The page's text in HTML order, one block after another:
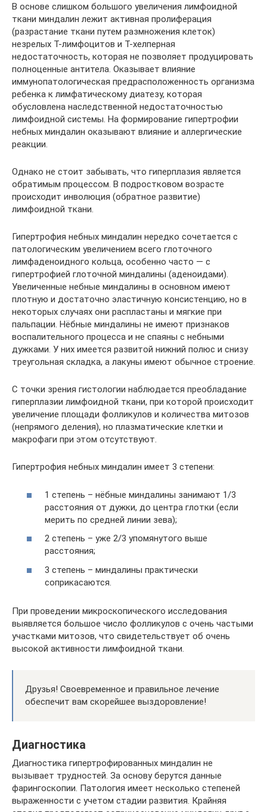
В основе слишком большого увеличения лимфоидной
ткани миндалин лежит активная пролиферация
(разрастание ткани путем размножения клеток)
незрелых Т-лимфоцитов и Т-хелперная
недостаточность, которая не позволяет продуцировать
полноценные антитела. Оказывает влияние
иммунопатологическая предрасположенность организма
ребенка к лимфатическому диатезу, которая
обусловлена наследственной недостаточностью
лимфоидной системы. На формирование гипертрофии
небных миндалин оказывают влияние и аллергические
реакции.
Однако не стоит забывать, что гиперплазия является
обратимым процессом. В подростковом возрасте
происходит инволюция (обратное развитие)
лимфоидной ткани.
Гипертрофия небных миндалин нередко сочетается с
патологическим увеличением всего глоточного
лимфаденоидного кольца, особенно часто — с
гипертрофией глоточной миндалины (аденоидами).
Увеличенные небные миндалины в основном имеют
плотную и достаточно эластичную консистенцию, но в
некоторых случаях они распластаны и мягкие при
пальпации. Нёбные миндалины не имеют признаков
воспалительного процесса и не спаяны с небными
дужками. У них имеется развитой нижний полюс и снизу
треугольная складка, а лакуны имеют обычное строение.
С точки зрения гистологии наблюдается преобладание
гиперплазии лимфоидной ткани, при которой происходит
увеличение площади фолликулов и количества митозов
(непрямого деления), но плазматические клетки и
макрофаги при этом отсутствуют.
Гипертрофия небных миндалин имеет 3 степени:
1 степень – нёбные миндалины занимают 1/3
расстояния от дужки, до центра глотки (если
мерить по средней линии зева);
2 степень – уже 2/3 упомянутого выше
расстояния;
3 степень – миндалины практически
соприкасаются.
При проведении микроскопического исследования
выявляется большое число фолликулов с очень частыми
участками митозов, что свидетельствует об очень
высокой активности лимфоидной ткани.
Друзья! Своевременное и правильное лечение
обеспечит вам скорейшее выздоровление!
Диагностика
Диагностика гипертрофированных миндалин не
вызывает трудностей. За основу берутся данные
фарингоскопии. Патология имеет несколько степеней
выраженности с учетом стадии развития. Крайняя